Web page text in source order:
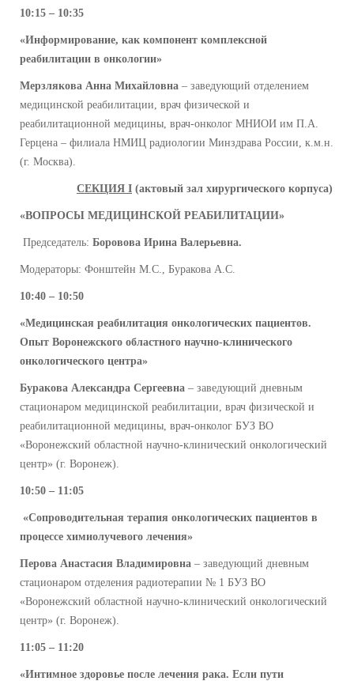
10:15 – 10:35
«Информирование, как компонент комплексной
реабилитации в онкологии»
Мерзлякова Анна Михайловна – заведующий отделением
медицинской реабилитации, врач физической и
реабилитационной медицины, врач-онколог МНИОИ им П.А.
Герцена – филиала НМИЦ радиологии Минздрава России, к.м.н.
(г. Москва).
СЕКЦИЯ I (актовый зал хирургического корпуса)
«ВОПРОСЫ МЕДИЦИНСКОЙ РЕАБИЛИТАЦИИ»
Председатель: Боровова Ирина Валерьевна.
Модераторы: Фонштейн М.С., Буракова А.С.
10:40 – 10:50
«Медицинская реабилитация онкологических пациентов.
Опыт Воронежского областного научно-клинического
онкологического центра»
Буракова Александра Сергеевна – заведующий дневным
стационаром медицинской реабилитации, врач физической и
реабилитационной медицины, врач-онколог БУЗ ВО
«Воронежский областной научно-клинический онкологический
центр» (г. Воронеж).
10:50 – 11:05
«Сопроводительная терапия онкологических пациентов в
процессе химиолучевого лечения»
Перова Анастасия Владимировна – заведующий дневным
стационаром отделения радиотерапии № 1 БУЗ ВО
«Воронежский областной научно-клинический онкологический
центр» (г. Воронеж).
11:05 – 11:20
«Интимное здоровье после лечения рака. Если пути